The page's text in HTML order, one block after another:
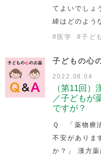
てよいでしょ
緯はどのよう
# 医学 #子ど
子どもの心
2022.08.04
（第11回
／子どもが
ですが？
Ｑ 「薬物療
不安がありま
か？」 漢方